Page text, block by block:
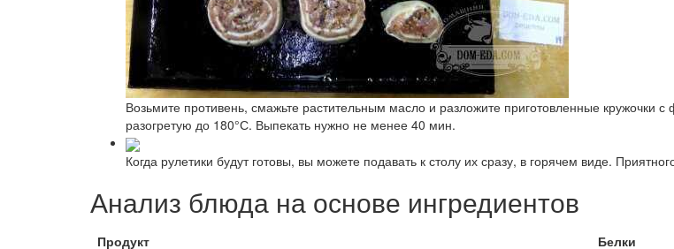
Возьмите противень, смажьте растительным масло и разложите приготовленные кружочки
разогретую до 180°С. Выпекать нужно не менее 40 мин.
Когда рулетики будут готовы, вы можете подавать к столу их сразу, в горячем виде.
Анализ блюда на основе ингредиентов
Продукт Белки